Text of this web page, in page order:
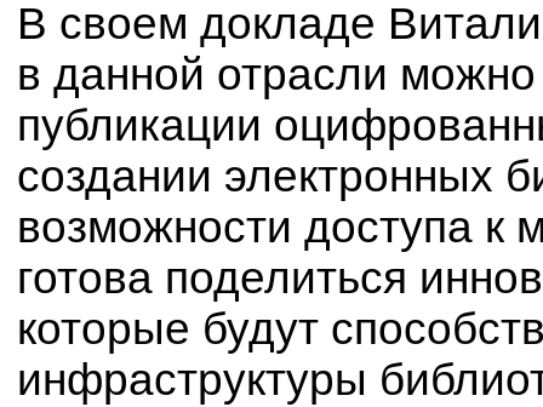
В своем докладе
в данной отрасли можно
публикации
создании электронных
возможности доступа к
готова поделиться
которые будут
инфраструктуры